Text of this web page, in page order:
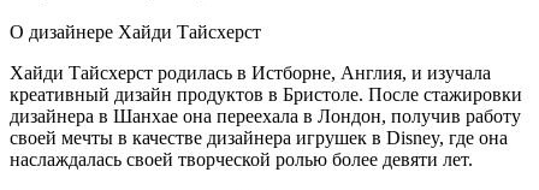
О дизайнере Хайди Тайсхерст
Хайди Тайсхерст родилась в Истборне, Англия, и изучала
креативный дизайн продуктов в Бристоле. После стажировки
дизайнера в Шанхае она переехала в Лондон, получив работу
своей мечты в качестве дизайнера игрушек в Disney, где она
наслаждалась своей творческой ролью более девяти лет.